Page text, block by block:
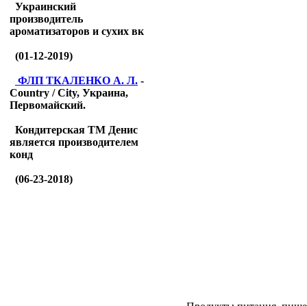
Украинский
производитель
ароматизаторов и сухих вк
(01-12-2019)
ФЛП ТКАЛЕНКО А. Л. -
Country / City, Украина,
Первомайский.
Кондитерская ТМ Денис
является производителем
конд
(06-23-2018)